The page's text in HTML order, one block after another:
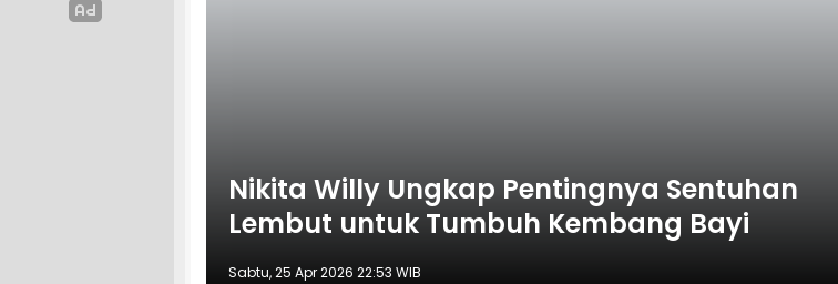
Nikita Willy Ungkap Pentingnya Sentuhan
Lembut untuk Tumbuh Kembang Bayi
Sabtu, 25 Apr 2026 22:53 WIB